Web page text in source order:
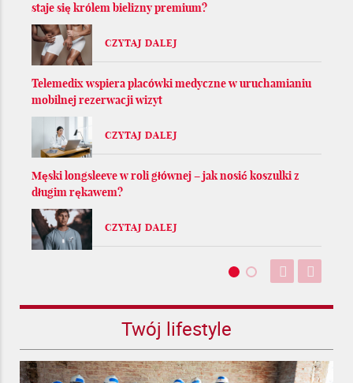
staje się królem bielizny premium?
CZYTAJ DALEJ
Telemedix wspiera placówki medyczne w uruchamianiu
mobilnej rezerwacji wizyt
CZYTAJ DALEJ
Męski longsleeve w roli głównej – jak nosić koszulki z
długim rękawem?
CZYTAJ DALEJ
Twój lifestyle